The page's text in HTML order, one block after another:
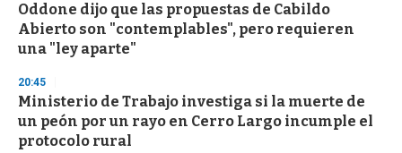
Oddone dijo que las propuestas de Cabildo
Abierto son "contemplables", pero requieren
una "ley aparte"
20:45
Ministerio de Trabajo investiga si la muerte de
un peón por un rayo en Cerro Largo incumple el
protocolo rural